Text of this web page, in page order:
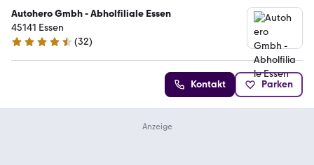
Autohero Gmbh - Abholfiliale Essen
45141 Essen
4.7 Sterne
(32)
Kontakt Parken